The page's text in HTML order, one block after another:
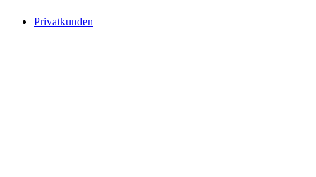
Privatkunden